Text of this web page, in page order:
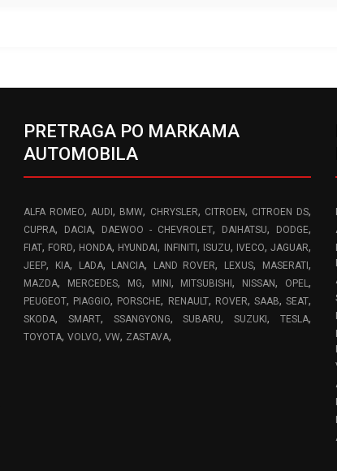
PRETRAGA PO MARKAMA
AUTOMOBILA
ALFA ROMEO, AUDI, BMW, CHRYSLER, CITROEN, CITROEN DS,
CUPRA, DACIA, DAEWOO - CHEVROLET, DAIHATSU, DODGE,
FIAT, FORD, HONDA, HYUNDAI, INFINITI, ISUZU, IVECO, JAGUAR,
JEEP, KIA, LADA, LANCIA, LAND ROVER, LEXUS, MASERATI,
MAZDA, MERCEDES, MG, MINI, MITSUBISHI, NISSAN, OPEL ,
PEUGEOT, PIAGGIO, PORSCHE, RENAULT, ROVER, SAAB, SEAT,
SKODA, SMART, SSANGYONG,SUBARU,SUZUKI, TESLA,
TOYOTA,VOLVO,VW, ZASTAVA,